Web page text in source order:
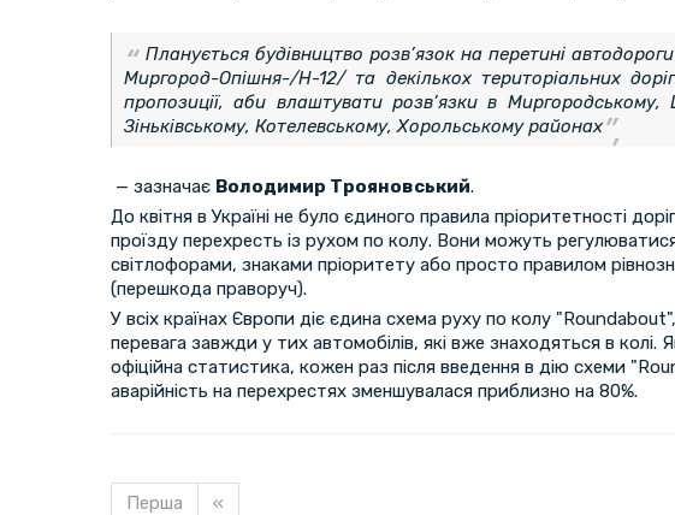
Планується будівництво розв’язок на перетині
Миргород-Опішня-/Н-12/ та декількох територіальних
пропозиції, аби влаштувати розв’язки в
Зіньківському, Котелевському, Хорольському районах
— зазначає Володимир Трояновський.
До квітня в Україні не було єдиного правила пріоритетності
проїзду перехресть із рухом по колу. Вони можуть
світлофорами, знаками пріоритету або просто правилом
(перешкода праворуч).
У всіх країнах Європи діє єдина схема руху по колу
перевага завжди у тих автомобілів, які вже знаходяться в колі.
офіційна статистика, кожен раз після введення в дію схеми
аварійність на перехрестях зменшувалася приблизно на 80%.
Перша «